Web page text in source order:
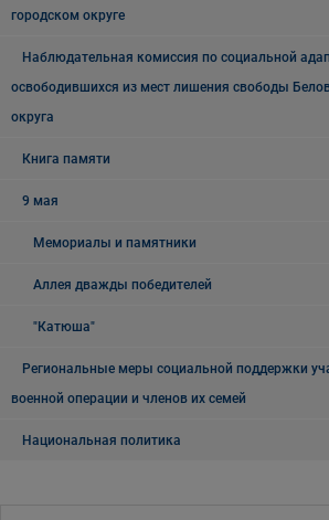
городском округе
Наблюдательная комиссия по социальной
освободившихся из мест лишения свободы
округа
Книга памяти
9 мая
Мемориалы и памятники
Аллея дважды победителей
"Катюша"
Региональные меры социальной поддержки
военной операции и членов их семей
Национальная политика